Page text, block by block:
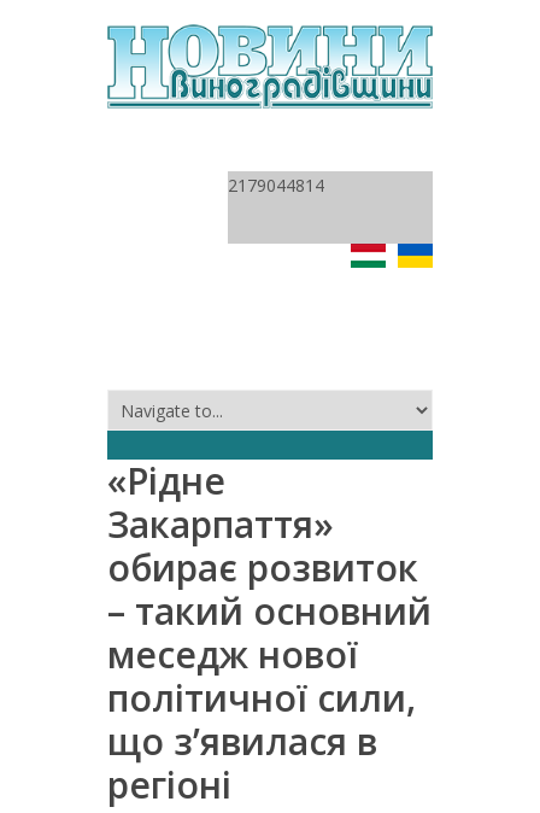
2179044814
«Рідне
Закарпаття»
обирає розвиток
– такий основний
меседж нової
політичної сили,
що з’явилася в
регіоні